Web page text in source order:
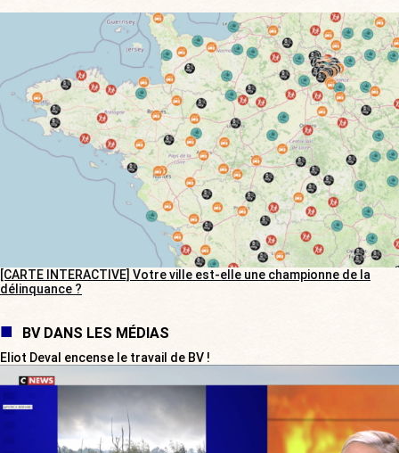
[CARTE INTERACTIVE] Votre ville est-elle une championne de la
délinquance ?
BV DANS LES MÉDIAS
Eliot Deval encense le travail de BV !